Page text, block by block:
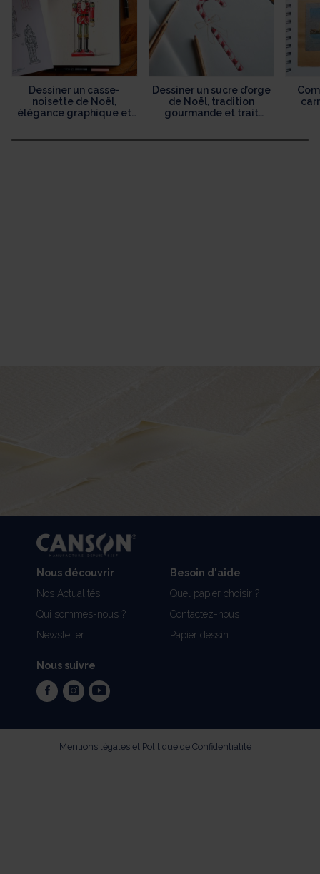
Dessiner un casse-
noisette de Noël,
élégance graphique et
Dessiner un sucre d’orge
de Noël, tradition
gourmande et trait
Nous découvrir
Nos Actualités
Qui sommes-nous ?
Newsletter
Besoin d'aide
Quel papier choisir ?
Contactez-nous
Papier dessin
Nous suivre
facebookinstagram
youtube
Mentions légales et Politique de Confidentialité